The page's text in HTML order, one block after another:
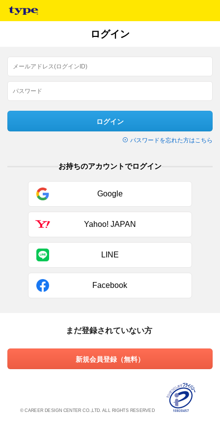
ログイン
ログイン
パスワードを忘れた方はこちら
お持ちのアカウントでログイン
Google
Yahoo! JAPAN
LINE
Facebook
まだ登録されていない方
新規会員登録（無料）
© CAREER DESIGN CENTER CO.,LTD. ALL RIGHTS RESERVED